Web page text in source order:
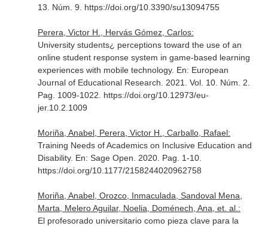
13. Núm. 9. https://doi.org/10.3390/su13094755
Perera, Victor H., Hervás Gómez, Carlos:
University students¿ perceptions toward the use of an
online student response system in game-based learning
experiences with mobile technology. En: European
Journal of Educational Research . 2021. Vol. 10. Núm. 2.
Pag. 1009-1022. https://doi.org/10.12973/eu-
jer.10.2.1009
Moriña, Anabel, Perera, Victor H., Carballo, Rafael:
Training Needs of Academics on Inclusive Education and
Disability. En: Sage Open . 2020. Pag. 1-10.
https://doi.org/10.1177/2158244020962758
Moriña, Anabel, Orozco, Inmaculada, Sandoval Mena,
Marta, Melero Aguilar, Noelia, Doménech, Ana, et. al.:
El profesorado universitario como pieza clave para la